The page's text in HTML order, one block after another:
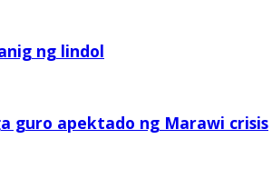
ng lindol
guro apektado ng Marawi crisis